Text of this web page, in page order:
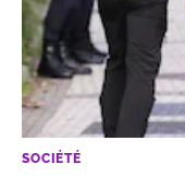
SOCIÉTÉ